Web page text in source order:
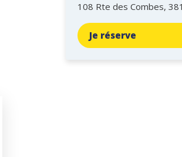
108 Rte des Combes,
Je réserve